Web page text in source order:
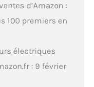
d’Amazon :
100 premiers en
électriques
: 9 février